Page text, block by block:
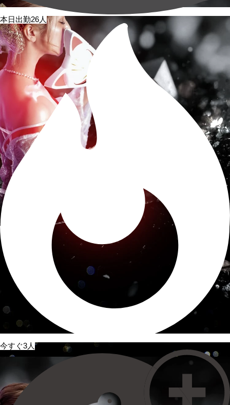
本日出勤26人
今すぐ3人